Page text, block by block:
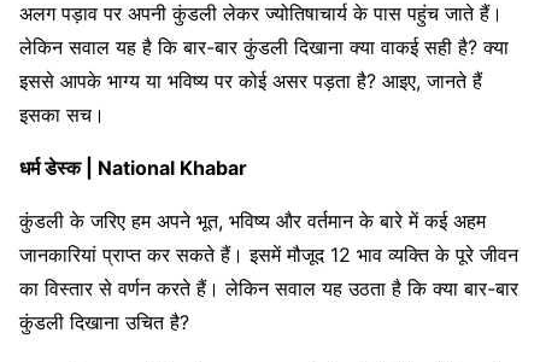
अलग पड़ाव पर अपनी कुंडली लेकर ज्योतिषाचार्य के पास पहुंच जाते हैं।
लेकिन सवाल यह है कि बार-बार कुंडली दिखाना क्या वाकई सही है? क्या
इससे आपके भाग्य या भविष्य पर कोई असर पड़ता है? आइए, जानते हैं
इसका सच।
धर्म डेस्क | National Khabar
कुंडली के जरिए हम अपने भूत, भविष्य और वर्तमान के बारे में कई अहम
जानकारियां प्राप्त कर सकते हैं। इसमें मौजूद 12 भाव व्यक्ति के पूरे जीवन
का विस्तार से वर्णन करते हैं। लेकिन सवाल यह उठता है कि क्या बार-बार
कुंडली दिखाना उचित है?